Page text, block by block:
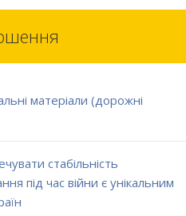
матеріали (дорожні
стабільність
під час війни є унікальним